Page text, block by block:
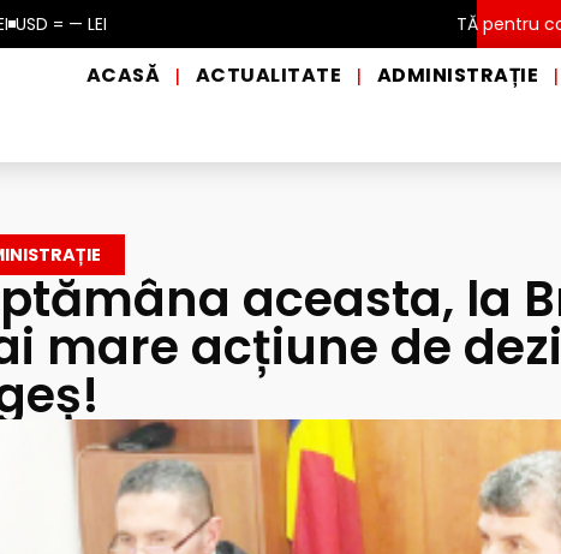
USD = — LEI
municipiul Pitești! Intrare GRATUITĂ pentru copii,
ACASĂ | ACTUALITATE | ADMINISTRAȚIE |
aceasta, la
mare acțiune de